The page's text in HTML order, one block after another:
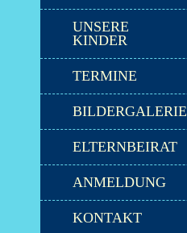
UNSERE
KINDER
TERMINE
BILDERGALERIE
ELTERNBEIRAT
ANMELDUNG
KONTAKT